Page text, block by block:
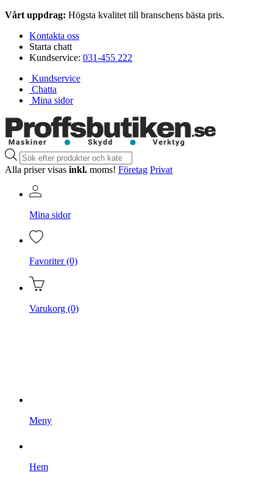
Vårt uppdrag: Högsta kvalitet till branschens bästa pris.
Kontakta oss
Starta chatt
Kundservice: 031-455 222
Kundservice
Chatta
Mina sidor
Produktsökning
Alla priser visas inkl. moms! Företag Privat
Mina sidor
Favoriter (0)
Varukorg (0)
Meny
Hem